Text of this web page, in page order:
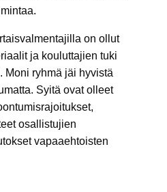
on ollut
ja kouluttajien tuki
Moni ryhmä jäi hyvistä
Syitä ovat olleet
osallistujien
vapaaehtoisten